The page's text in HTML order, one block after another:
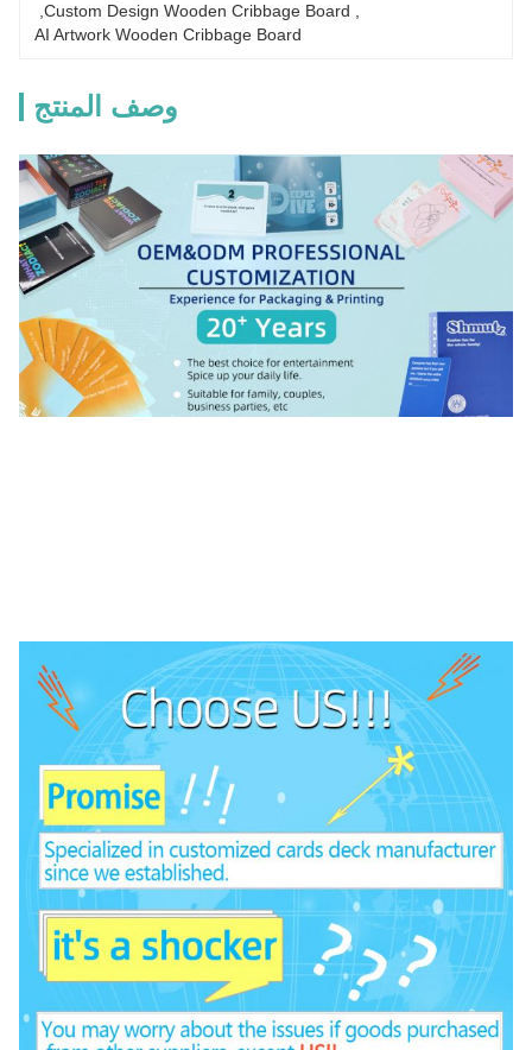
Custom Design Wooden Cribbage Board
AI Artwork Wooden Cribbage Board
وصف المنتج